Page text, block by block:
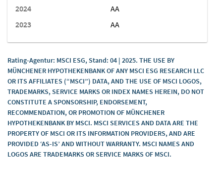
für die angegebenen Verarbeitungszwecke nicht mehr
der Verarbeitung nicht mehr erforderlich sind.
Informationen nach 18 Monaten anonymisiert.
Weitergabe an Drittländer
Bei in Inanspruchnahme dieser Dienstleistung können die
gesammelten Daten in ein anderes Land weitergeleitet
werden. Bitte beachten Sie, dass im Rahmen dieser
Dienstleistung die Daten möglicherweise in ein Land
übertragen werden, das nicht über die erforderlichen
Datenschutznormen verfügt. Nachstehend finden Sie
AA
AA
Rating-Agentur: MSCI ESG, Stand: 04 | 2025. THE USE BY
MÜNCHENER HYPOTHEKENBANK OF ANY MSCI ESG RESEARCH LLC
OR ITS AFFILIATES (“MSCI”) DATA, AND THE USE OF MSCI LOGOS,
TRADEMARKS, SERVICE MARKS OR INDEX NAMES HEREIN, DO NOT
CONSTITUTE A SPONSORSHIP, ENDORSEMENT,
RECOMMENDATION, OR PROMOTION OF MÜNCHENER
HYPOTHEKENBANK BY MSCI. MSCI SERVICES AND DATA ARE THE
PROPERTY OF MSCI OR ITS INFORMATION PROVIDERS, AND ARE
PROVIDED ‘AS-IS’ AND WITHOUT WARRANTY. MSCI NAMES AND
LOGOS ARE TRADEMARKS OR SERVICE MARKS OF MSCI.